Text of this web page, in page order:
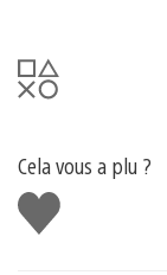
Cela vous a plu ?
J'aime